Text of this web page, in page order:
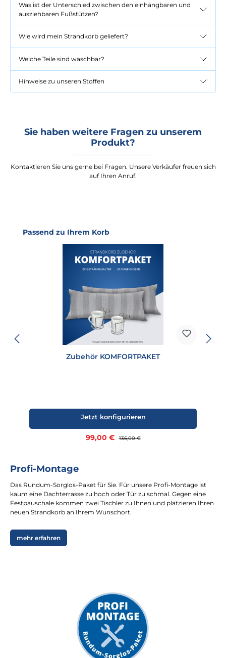
Was ist der Unterschied zwischen den einhängbaren und
ausziehbaren Fußstützen?
Wie wird mein Strandkorb geliefert?
Welche Teile sind waschbar?
Hinweise zu unseren Stoffen
Sie haben weitere Fragen zu unserem
Produkt?
Kontaktieren Sie uns gerne bei Fragen. Unsere Verkäufer freuen sich
auf Ihren Anruf.
Produktgalerie überspringen
Passend zu Ihrem Korb
Zubehör KOMFORTPAKET
Verkaufspreis:
99,00 € Regulärer Preis:
136,00 €
Jetzt konfigurieren
Profi-Montage
Das Rundum-Sorglos-Paket für Sie. Für unsere Profi-Montage ist
kaum eine Dachterrasse zu hoch oder Tür zu schmal. Gegen eine
Festpauschale kommen zwei Tischler zu Ihnen und platzieren Ihren
neuen Strandkorb an Ihrem Wunschort.
mehr erfahren